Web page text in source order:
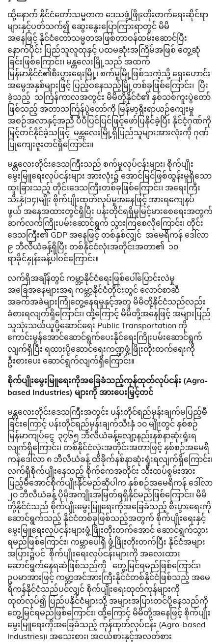
ထို့နောက် နိုင်ငံတော်သမ္မတက ဒေသဖွံ့ဖြိုးတိုးတက်ရေးဆိုင်ရာ
များနှင့်ပတ်သက်၍ ဆွေးနွေးပြောကြားရာတွင် မိမိ
အနေဖြင့် နိုင်ငံတော်သမ္မတအဖြစ်တာဝန်ထမ်းဆောင်ပြီး
နောက်ပိုင်း ပြည်သူလူထုနှင့် ပထမဆုံးအကြိမ်အဖြစ် တွေ့ဆုံ
ခြင်းဖြစ်ကြောင်း၊ မန္တလေးမြို့သည် အထက်
မြန်မာနိုင်ငံ၏စီးပွားရေးမြို့၊ စက်မှုမြို့ဖြစ်သကဲ့သို့ ရှေးဟောင်း
အမွေအနှစ်များဖြင့် ပြည့်ဝနေသည့်မြို့တစ်ခုဖြစ်ကြောင်း၊ ပြီး
ခဲ့သည့် သင်္ကြန်ကာလအတွင်း မိမိတို့နိုင်ငံ၏ နှစ်သစ်ကူးပွဲတော်
ဖြစ်သည့် အတာသင်္ကြန်ပွဲတော်ကို မြန်မာ့ရိုးရာယဉ်ကျေးမှု
အစဉ်အလာနှင့်အညီ ပီပီပြင်ပြင်ဖြင့်ဖော်ပြနိုင်ခဲ့ပြီး နိုင်ငံ့ဂုဏ်ကို
မြှင့်တင်နိုင်ခဲ့သဖြင့် မန္တလေးမြို့ရှိပြည်သူများအားလုံးကို ဂုဏ်
ပြုကျေးဇူးတင်ရှိကြောင်း။
မန္တလေးတိုင်းဒေသကြီးသည် စက်မှုလုပ်ငန်းများ၊ စိုက်ပျိုး
မွေးမြူရေးလုပ်ငန်းများ အားလုံး၌ အောင်မြင်ဖြစ်ထွန်းမှုရှိသော
ထူးခြားသည့် တိုင်းဒေသကြီးတစ်ခုဖြစ်ကြောင်း၊ အရေးကြီး
သီးနှံ(၁၄)မျိုး စိုက်ပျိုးထုတ်လုပ်မှုအနေဖြင့် အားရကျေနပ်
ဖွယ် အနေအထားတွင်ရှိပြီး ပန်းတိုင်ရရှိမှုမြင့်မားစေရေးအတွက်
ဆက်လက်ကြိုးပမ်းဆောင်ရွက် သွားကြစေလိုကြောင်း၊ တိုင်း
ဒေသကြီး၏ GDP အနေဖြင့် တစ်နှစ်လျှင် အမေရိကန် ဒေါ်လာ
၉ ဘီလီယံခန့်ရှိပြီး တစ်နိုင်ငံလုံးအတိုင်းအတာ၏ ၁၀
ရာခိုင်နှုန်းခန့်ပါဝင်ကြောင်း။
လက်ရှိအချိန်တွင် ကမ္ဘာ့နိုင်ငံရေးဖြစ်ပေါ်ပြောင်းလဲမှု
အခြေအနေများအရ ကမ္ဘာ့နိုင်ငံတိုင်းတွင် လောင်စာဆီ
အခက်အခဲများကြုံတွေ့နေရမှုနှင့်အတူ မိမိတို့နိုင်ငံသည်လည်း
ခံစားရလျက်ရှိကြောင်း၊ ထို့ကြောင့် မိမိတို့အနေဖြင့် အများပြည်
သူသုံးသယ်ယူပို့ဆောင်ရေး Public Transportation ကို
ကောင်းမွန်အောင်ဆောင်ရွက်ပေးနိုင်ရေးကြိုးပမ်းဆောင်ရွက်
လျက်ရှိပြီး ရထားပို့ဆောင်ရေးကဏ္ဍဖွံ့ဖြိုးတိုးတက်ရေးကို
ဦးစားပေး ဆောင်ရွက်လျက်ရှိကြောင်း။
စိုက်ပျိုးမွေးမြူရေးကိုအခြေခံသည့်ကုန်ထုတ်လုပ်ငန်း (Agro-
based Industries) များကို အားပေးမြှင့်တင်
မန္တလေးတိုင်းဒေသကြီးအတွင်း ပန်းတိုင်ရည်မှန်းချက်မပြည့်မီ
ခြင်းကြောင့် ပန်းတိုင်ရည်မှန်းချက်သီးနှံ ၁၀ မျိုးတွင် နှစ်စဉ်
မြန်မာကျပ်ငွေ ၃၇၆၅ ဘီလီယံခန့်လျော့နည်းနစ်နာဆုံးရှုံးရ
လျက်ရှိကြောင်း၊ တစ်နိုင်ငံလုံးအတိုင်းအတာဖြင့် နှစ်စဉ်အမေရိ
ကန်ဒေါ်လာ ၈ ဘီလီယံခန့် ထိခိုက်နစ်နာဆုံးရှုံးရလျက်ရှိကြောင်း၊
လက်ရှိစိုက်ပျိုးနေသည့် စိုက်ဧကအတိုင်း သီးထပ်စွမ်းအား
ပြည့်မီအောင်စိုက်ပျိုးနိုင်မည်ဆိုပါက နှစ်စဉ်အမေရိကန် ဒေါ်လာ
၂၀ ဘီလီယံခန့် ပိုမိုအကျိုးအမြတ်ရရှိနိုင်မည်ဖြစ်ကြောင်း၊ မိမိ
တို့နိုင်ငံသည် စိုက်ပျိုးမွေးမြူရေးကိုအခြေခံသည့် စီးပွားရေးကို
ဆောင်ရွက်သည့် နိုင်ငံတစ်ခုဖြစ်သည့်အတွက် စိုက်ပျိုးရေးနှင့်
မွေးမြူရေးလုပ်ငန်းများဖွံ့ဖြိုးတိုးတက်အောင် ဆောင်ရွက်သွား
ရမည်ဖြစ်ကြောင်း၊ ကမ္ဘာပေါ်ရှိ ဖွံ့ဖြိုးတိုးတက်ပြီး နိုင်ငံအများ
အပြား၌ပင် စိုက်ပျိုးရေးလုပ်ငန်းများကို အလေးထား
ဆောင်ရွက်နေရဆဲဖြစ်သည်ကို တွေ့မြင်ရမည်ဖြစ်ကြောင်း၊
ဥပမာအားဖြင့် ကမ္ဘာ့အင်အားကြီးနိုင်ငံတစ်နိုင်ငံဖြစ်သည့် အမေ
ရိကန်နိုင်ငံသည်ပင်လျှင် စိုက်ပျိုးရေးထုတ်ကုန်များကို
ထုတ်လုပ်၍ ပြည်ပနိုင်ငံများသို့ အများအပြားတင်ပို့နေသည်ကို
တွေ့မြင်ရမည်ဖြစ်ကြောင်း၊ ထို့ကြောင့် မိမိတို့အနေဖြင့် စိုက်ပျိုး
မွေးမြူရေးကိုအခြေခံသည့် ကုန်ထုတ်လုပ်ငန်း (Agro-based
Industries)၊ အသေးစား၊ အငယ်စားနှင့်အလတ်စား